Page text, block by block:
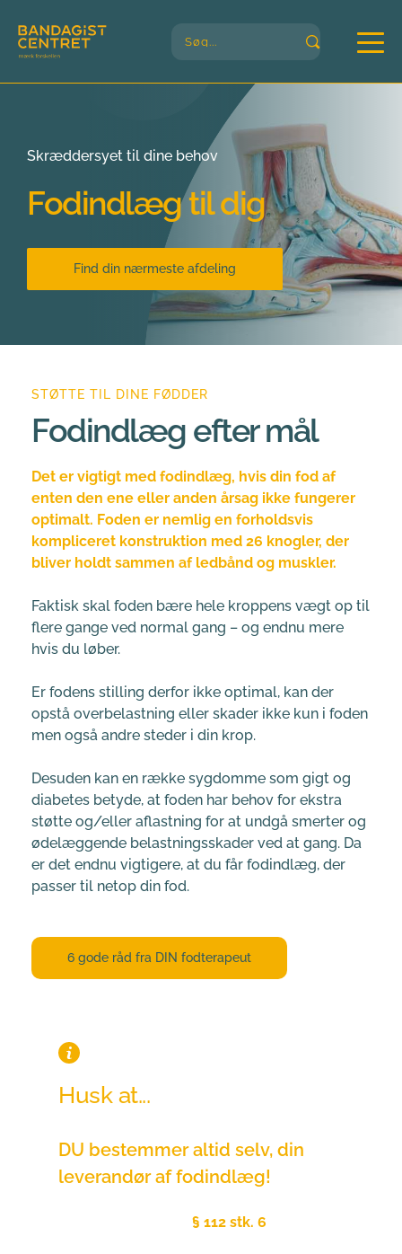
Søg...
Skræddersyet til dine behov
Fodindlæg til dig
Find din nærmeste afdeling
STØTTE TIL DINE FØDDER
Fodindlæg efter mål
Det er vigtigt med fodindlæg, hvis din fod af
enten den ene eller anden årsag ikke fungerer
optimalt. Foden er nemlig en forholdsvis
kompliceret konstruktion med 26 knogler, der
bliver holdt sammen af ledbånd og muskler.
Faktisk skal foden bære hele kroppens vægt op til
flere gange ved normal gang – og endnu mere
hvis du løber.
Er fodens stilling derfor ikke optimal, kan der
opstå overbelastning eller skader ikke kun i foden
men også andre steder i din krop.
Desuden kan en række sygdomme som gigt og
diabetes betyde, at foden har behov for ekstra
støtte og/eller aflastning for at undgå smerter og
ødelæggende belastningsskader ved at gang. Da
er det endnu vigtigere, at du får fodindlæg, der
passer til netop din fod.
6 gode råd fra DIN fodterapeut
Husk at...
DU bestemmer altid selv, din
leverandør af fodindlæg!
§ 112 stk. 6